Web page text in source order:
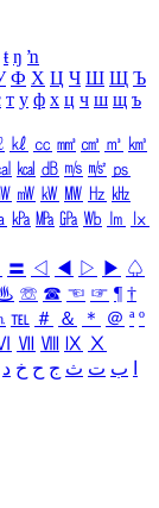
ŧ ŋ ŉ
Ф Х Ц Ч Ш Щ Ъ
т у ф х ц ч ш щ ъ
㎘ ㏄ ㎣ ㎤ ㎥ ㎦
㎉ ㏈ ㎧ ㎨ ㎰
㎽ ㎾ ㎿ ㎐ ㎑
㎪ ㎫ ㎬ ㏝ ㏐
㏓
〓 ◁ ◀ ▷ ▶ ♤
☏ ☎ ☜ ☞ ¶ †
℡ ＃ ＆ ＊ ＠ ª º
Ⅶ Ⅷ Ⅸ Ⅹ
ب ت ث ج ح خ د